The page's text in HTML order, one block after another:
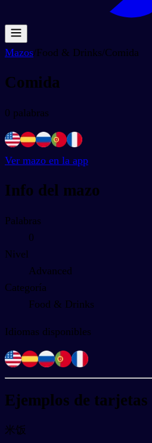
Mazos/Food & Drinks/Comida
Comida
0 palabras
Ver mazo en la app
Info del mazo
Palabras
0
Nivel
Advanced
Categoría
Food & Drinks
Idiomas disponibles
Ejemplos de tarjetas
米饭